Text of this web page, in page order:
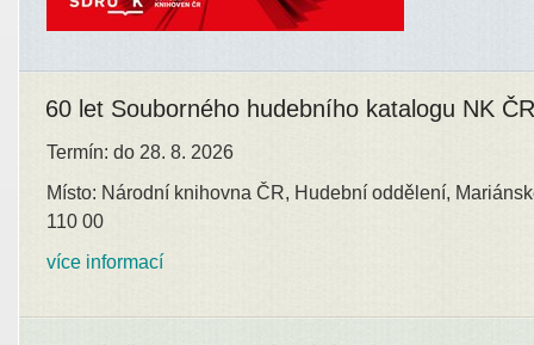
60 let Souborného hudebního katalogu NK ČR
Termín: do 28. 8. 2026
Místo: Národní knihovna ČR, Hudební oddělení,
110 00
více informací